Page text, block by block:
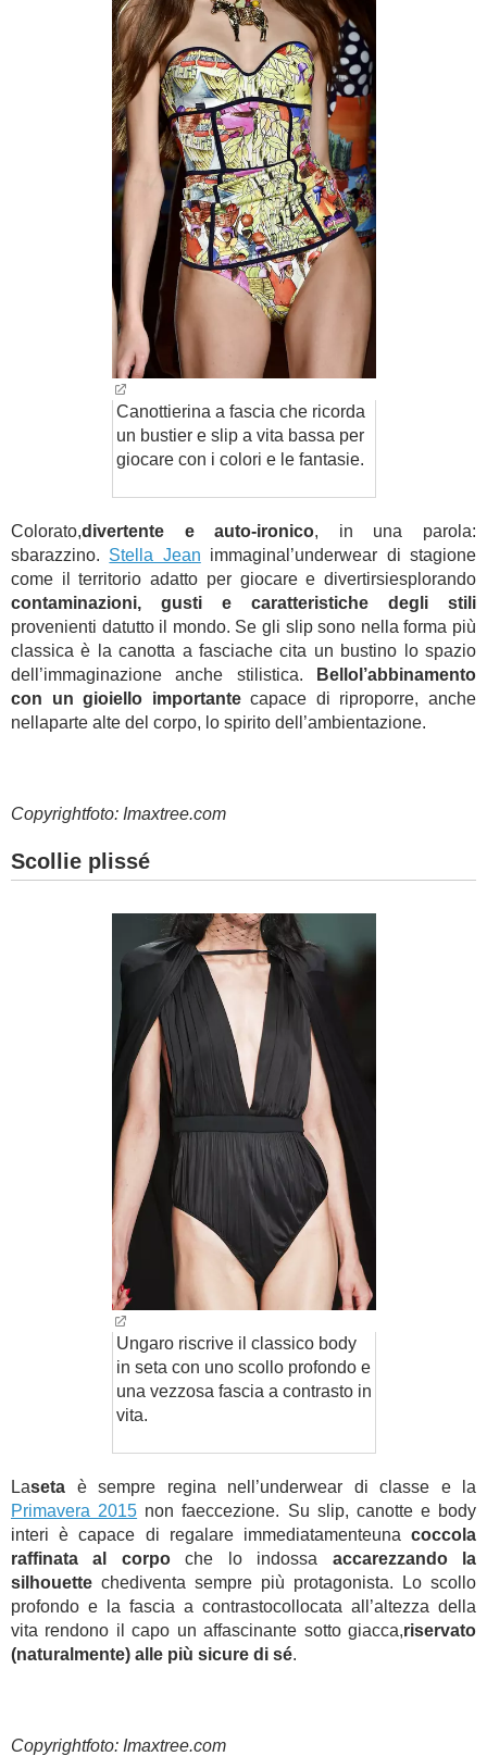
Canottierina a fascia che ricorda
un bustier e slip a vita bassa per
giocare con i colori e le fantasie.
Colorato,divertente e auto-ironico, in una parola:
sbarazzino. Stella Jean immaginal’underwear di stagione
come il territorio adatto per giocare e divertirsiesplorando
contaminazioni, gusti e caratteristiche degli stili
provenienti datutto il mondo. Se gli slip sono nella forma più
classica è la canotta a fasciache cita un bustino lo spazio
dell’immaginazione anche stilistica.
Bellol’abbinamento
con un gioiello importantecapace di riproporre, anche
nellaparte alte del corpo, lo spirito dell’ambientazione.
Copyrightfoto: Imaxtree.com
Scollie plissé
Ungaro riscrive il classico body
in seta con uno scollo profondo e
una vezzosa fascia a contrasto in
vita.
Laseta è sempre regina nell’underwear di classe e la
Primavera 2015 non faeccezione. Su slip, canotte e body
interi è capace di regalare immediatamenteuna coccola
raffinata al corpoche lo indossa accarezzando la
silhouette chediventa sempre più protagonista. Lo scollo
profondo e la fascia a contrastocollocata all’altezza della
vita rendono il capo un affascinante sotto giacca,riservato
(naturalmente) alle più sicure di sé.
Copyrightfoto: Imaxtree.com